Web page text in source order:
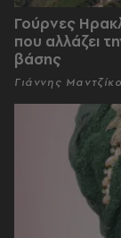
Γούρνες
που αλλάζει
βάσης
Γιάννης